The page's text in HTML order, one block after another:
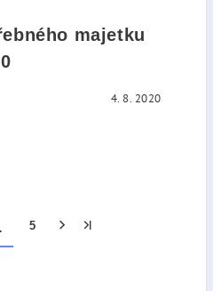
majetku
4. 8. 2020
5